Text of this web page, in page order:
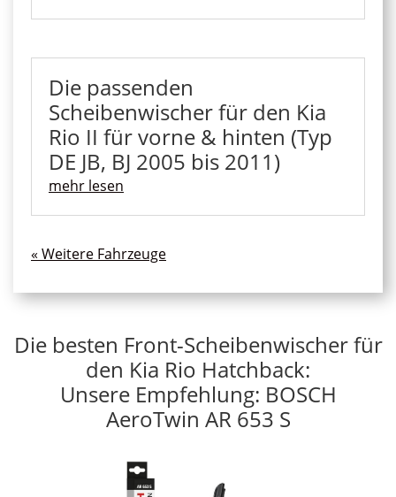
Die passenden
Scheibenwischer für den Kia
Rio II für vorne & hinten (Typ
DE JB, BJ 2005 bis 2011)
mehr lesen
Die besten Front-Scheibenwischer für
den Kia Rio Hatchback:
Unsere Empfehlung: BOSCH
AeroTwin AR 653 S